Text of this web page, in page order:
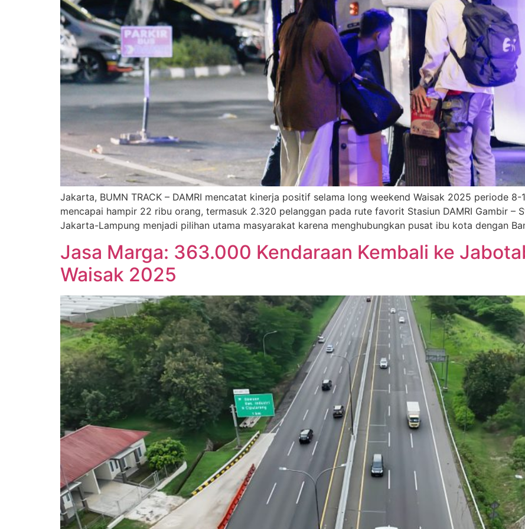
Jakarta, BUMN TRACK – DAMRI mencatat kinerja positif selama long weekend Waisak 2025 periode
mencapai hampir 22 ribu orang, termasuk 2.320 pelanggan pada rute favorit Stasiun DAMRI Gambir –
Jakarta-Lampung menjadi pilihan utama masyarakat karena menghubungkan pusat ibu kota dengan
Jasa Marga: 363.000 Kendaraan Kembali ke
Waisak 2025